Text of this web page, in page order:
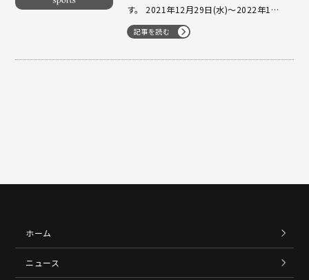
す。 2021年12月29日(水)～2022年1月5
日(水)まで、 年末年始休暇の為お休みを
いただきます。 6日(木)より通常営業にて
更に買取強化をしていきたいと思ってお
記事を読む
ホーム
ニュース